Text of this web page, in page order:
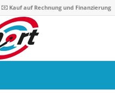
Kauf auf Rechnung und Finanzierung